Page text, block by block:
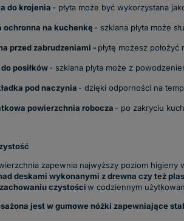
do krojenia - płyta może być wykorzystana
ochronna na kuchenkę- szklana płyta może
przed zabrudzeniami - płytę możesz
posiłków- szklana płyta może z
pod naczynia - dzięki odporności na
powierzchnia robocza - po zakryciu
zapewnia najwyższy poziom higieny
deskami wykonanymi z drewna czy też
czystościw codziennym
jest w gumowe nóżki zapewniające